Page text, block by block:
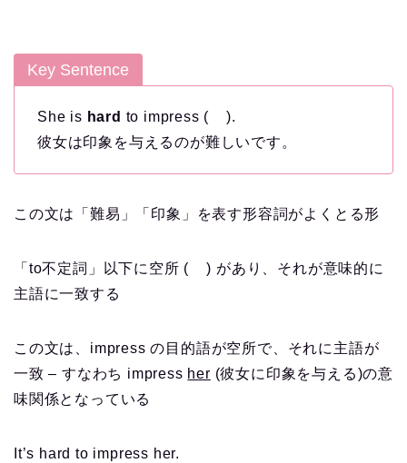
Key Sentence
She is hard to impress ( ).
彼女は印象を与えるのが難しいです。
この文は「難易」「印象」を表す形容詞がよくとる形
「to不定詞」以下に空所 ( ) があり、それが意味的に
主語に一致する
この文は、impress の目的語が空所で、それに主語が
一致 – すなわち impress her (彼女に印象を与える)の意
味関係となっている
It’s hard to impress her.